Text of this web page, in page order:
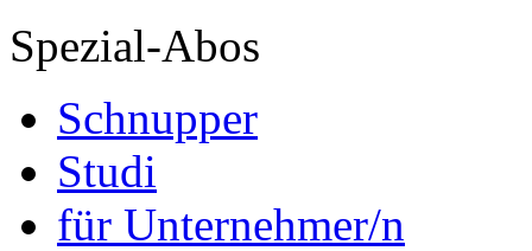
Spezial-Abos
Schnupper
Studi
für Unternehmer/n